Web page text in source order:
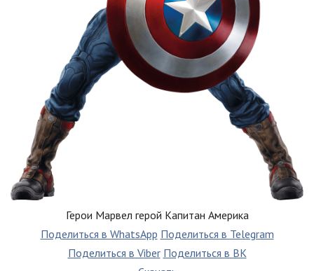
Герои Марвел герой Капитан Америка
Поделиться в WhatsApp Поделиться в Telegram
Поделиться в Viber Поделиться в ВК